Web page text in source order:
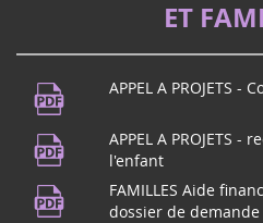
ET
APPEL A PROJETS -
APPEL A PROJETS -
l'enfant
FAMILLES Aide
dossier de demande